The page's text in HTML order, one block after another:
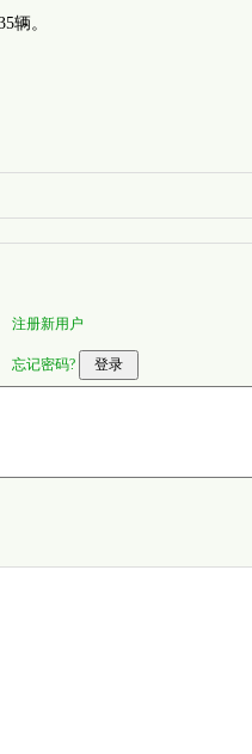
辆。
注册新用户
忘记密码?